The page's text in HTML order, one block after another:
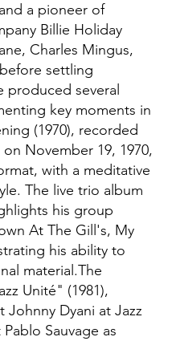
a pioneer of
Billie Holiday
Charles Mingus,
settling
produced several
key moments in
(1970), recorded
November 19, 1970,
with a meditative
The live trio album
his group
At The Gill's, My
his ability to
material.The
Unité" (1981),
Johnny Dyani at Jazz
Sauvage as